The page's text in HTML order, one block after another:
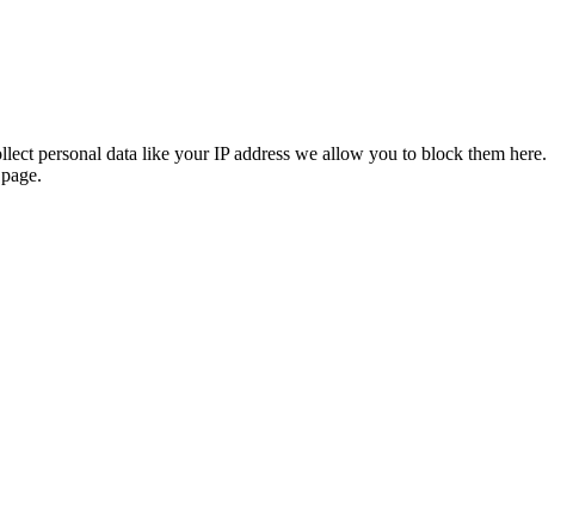
personal data like your IP address we allow you to block them here.